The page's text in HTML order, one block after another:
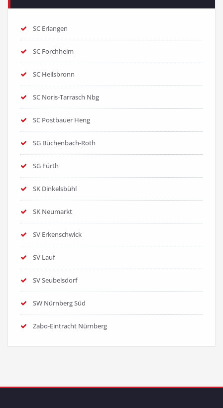
SC Erlangen
SC Forchheim
SC Heilsbronn
SC Noris-Tarrasch Nbg
SC Postbauer Heng
SG Büchenbach-Roth
SG Fürth
SK Dinkelsbühl
SK Neumarkt
SV Erkenschwick
SV Lauf
SV Seubelsdorf
SW Nürnberg Süd
Zabo-Eintracht Nürnberg